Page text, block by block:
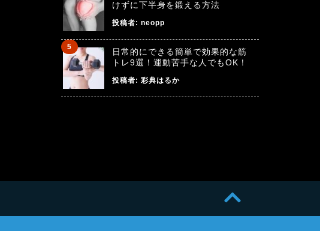
けずに下半身を鍛える方法
投稿者: neopp
日常的にできる簡単で効果的な筋
トレ9選！運動苦手な人でもOK！
投稿者: 彩典はるか